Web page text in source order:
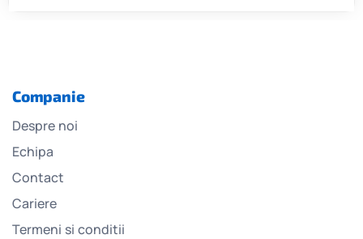
Companie
Despre noi
Echipa
Contact
Cariere
Termeni si conditii